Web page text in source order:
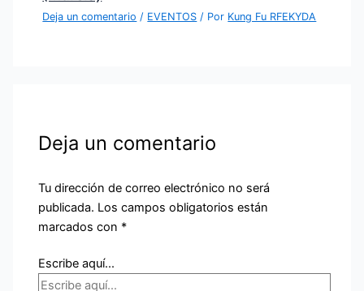
Deja un comentario / EVENTOS / Por Kung Fu RFEKYDA
Deja un comentario
Tu dirección de correo electrónico no será
publicada. Los campos obligatorios están
marcados con *
Escribe aquí...